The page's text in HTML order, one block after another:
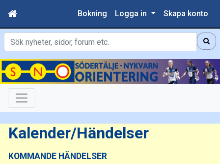
Bokning Logga in Skapa konto
Sök
KOMMANDE HÄNDELSER
Kalender/Händelser